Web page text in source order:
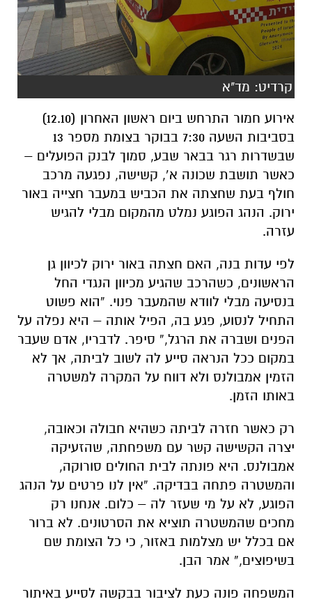
קרדיט: מד"א
אירוע חמור התרחש ביום ראשון האחרון (12.10)
בסביבות השעה 7:30 בבוקר בצומת מספר 13
שבשדרות רגר בבאר שבע, סמוך לבנק הפועלים –
כאשר תושבת שכונה א’, קשישה, נפגעה מרכב
חולף בעת שחצתה את הכביש במעבר חצייה באור
ירוק. הנהג הפוגע נמלט מהמקום מבלי להגיש
עזרה.
לפי עדות בנה, האם חצתה באור ירוק לכיוון גן
הראשונים, כשהרכב שהגיע מכיוון הנגדי החל
בנסיעה מבלי לוודא שהמעבר פנוי. “הוא פשוט
התחיל לנסוע, פגע בה, הפיל אותה – היא נפלה על
הפנים ושברה את הרגל,” סיפר. לדבריו, אדם שעבר
במקום ככל הנראה סייע לה לשוב לביתה, אך לא
הזמין אמבולנס ולא דווח על המקרה למשטרה
באותו הזמן.
רק כאשר חזרה לביתה כשהיא חבולה וכאובה,
יצרה הקשישה קשר עם משפחתה, שהזעיקה
אמבולנס. היא פונתה לבית החולים סורוקה,
והמשטרה פתחה בבדיקה. “אין לנו פרטים על הנהג
הפוגע, לא על מי שעזר לה – כלום. אנחנו רק
מחכים שהמשטרה תוציא את הסרטונים. לא ברור
אם בכלל יש מצלמות באזור, כי כל הצומת שם
בשיפוצים,” אמר הבן.
המשפחה פונה כעת לציבור בבקשה לסייע באיתור